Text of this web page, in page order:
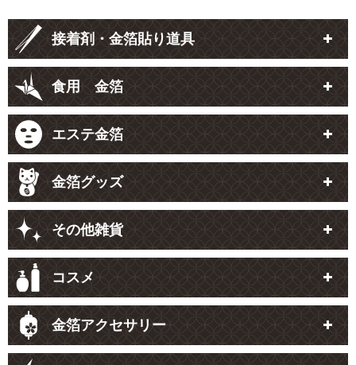
接着剤・金箔貼り道具
食用 金箔
エステ金箔
金箔グッズ
その他雑貨
コスメ
金箔アクセサリー